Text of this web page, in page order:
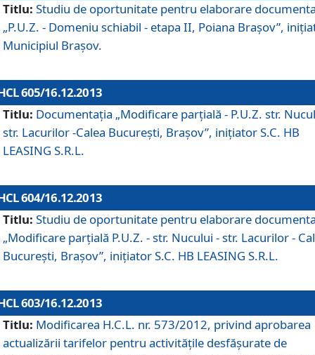
Titlu: Studiu de oportunitate pentru elaborare
„P.U.Z. - Domeniu schiabil - etapa II, Poiana Braşov”,
Municipiul Braşov.
605/16.12.2013
Titlu: Documentaţia „Modificare parţială - P.U.Z. str.
str. Lacurilor -Calea Bucureşti, Braşov”, iniţiator S.C. HB
LEASING S.R.L.
604/16.12.2013
Titlu: Studiu de oportunitate pentru elaborare
„Modificare parţială P.U.Z. - str. Nucului - str. Lacurilor -
Bucureşti, Braşov”, iniţiator S.C. HB LEASING S.R.L.
603/16.12.2013
Titlu: Modificarea H.C.L. nr. 573/2012, privind aprobarea
actualizării tarifelor pentru activităţile desfăşurate de